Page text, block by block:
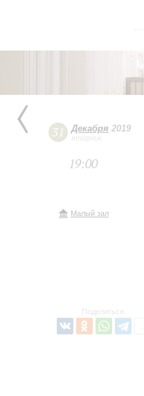
31 Декабря 2019
вторник
19:00
Малый зал
Поделиться: